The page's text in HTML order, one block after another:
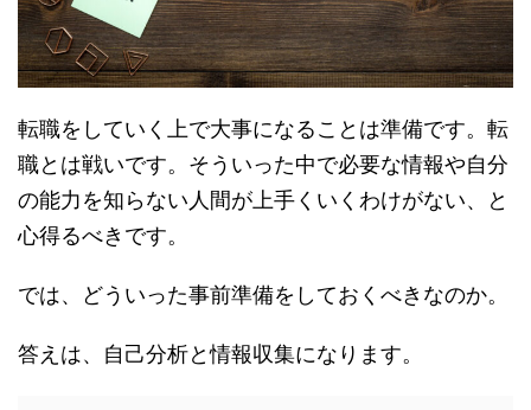
転職をしていく上で大事になることは準備です。転
職とは戦いです。そういった中で必要な情報や自分
の能力を知らない人間が上手くいくわけがない、と
心得るべきです。
では、どういった事前準備をしておくべきなのか。
答えは、自己分析と情報収集になります。